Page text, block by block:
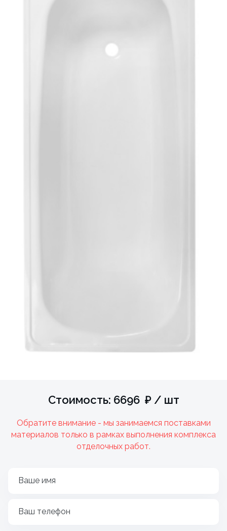
Стоимость: 6696 ₽ / шт
Обратите внимание - мы занимаемся поставками
материалов только в рамках выполнения комплекса
отделочных работ.
Ваше имя
Ваш телефон